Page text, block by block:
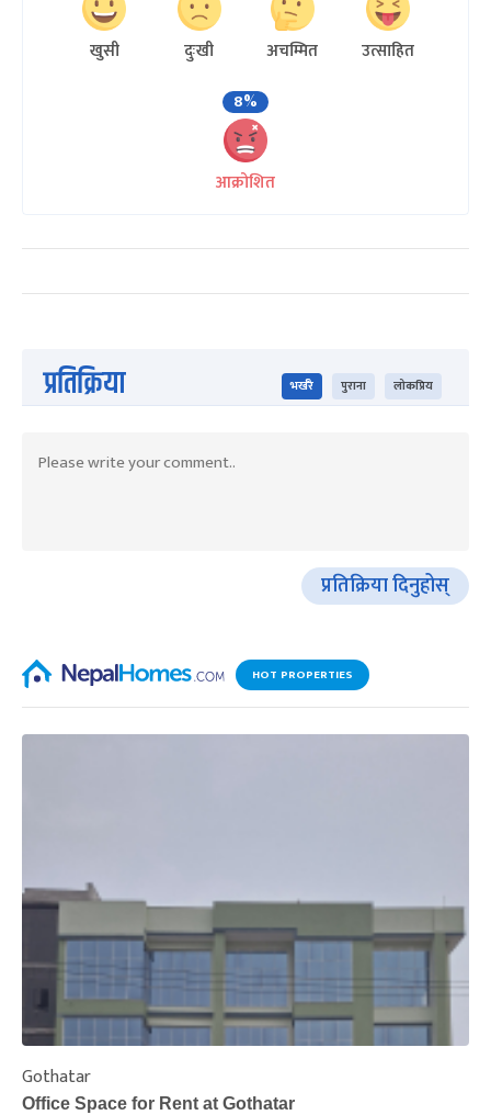
खुसी दुःखी अचम्मित
उत्साहित
8%
आक्रोशित
प्रतिक्रिया भर्खरै पुराना लोकप्रिय
प्रतिक्रिया दिनुहोस्
HOT PROPERTIES
Gothatar
Office Space for Rent at Gothatar